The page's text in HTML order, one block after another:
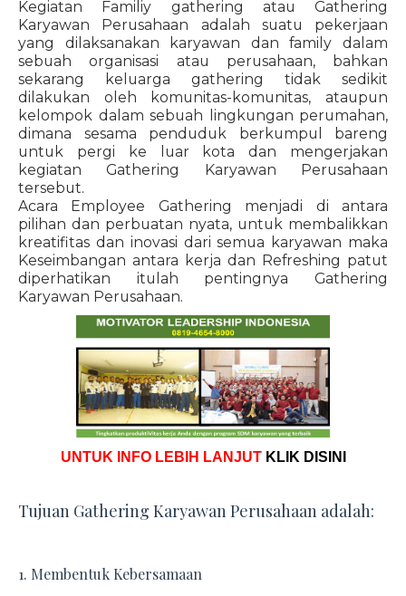
Kegiatan Familiy gathering atau Gathering
Karyawan Perusahaan adalah suatu pekerjaan
yang dilaksanakan karyawan dan family dalam
sebuah organisasi atau perusahaan, bahkan
sekarang keluarga gathering tidak sedikit
dilakukan oleh komunitas-komunitas, ataupun
kelompok dalam sebuah lingkungan perumahan,
dimana sesama penduduk berkumpul bareng
untuk pergi ke luar kota dan mengerjakan
kegiatan Gathering Karyawan Perusahaan
tersebut.
Acara Employee Gathering menjadi di antara
pilihan dan perbuatan nyata, untuk membalikkan
kreatifitas dan inovasi dari semua karyawan maka
Keseimbangan antara kerja dan Refreshing patut
diperhatikan itulah pentingnya Gathering
Karyawan Perusahaan.
UNTUK INFO LEBIH LANJUT KLIK DISINI
Tujuan Gathering Karyawan Perusahaan adalah:
1. Membentuk Kebersamaan